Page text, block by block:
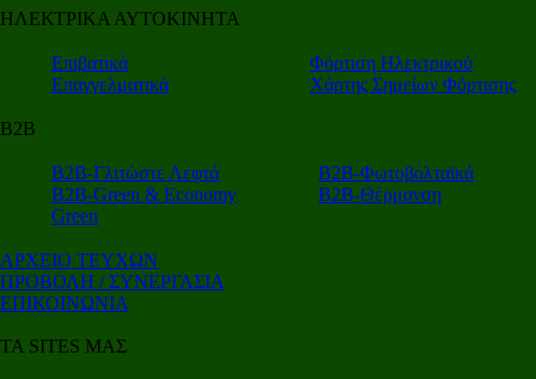
ΗΛΕΚΤΡΙΚΑ ΑΥΤΟΚΙΝΗΤΑ
Επιβατικά
Επαγγελματικά
Φόρτιση Ηλεκτρικού
Χάρτης Σημείων Φόρτισης
Β2Β
Β2Β-Γλιτώστε Λεφτά
Β2Β-Green & Economy
Green
Β2Β-Φωτοβολταϊκά
Β2Β-Θέρμανση
ΑΡΧΕΙΟ ΤΕΥΧΩΝ
ΠΡΟΒΟΛΗ / ΣΥΝΕΡΓΑΣΙΑ
ΕΠΙΚΟΙΝΩΝΙΑ
ΤΑ SITES ΜΑΣ